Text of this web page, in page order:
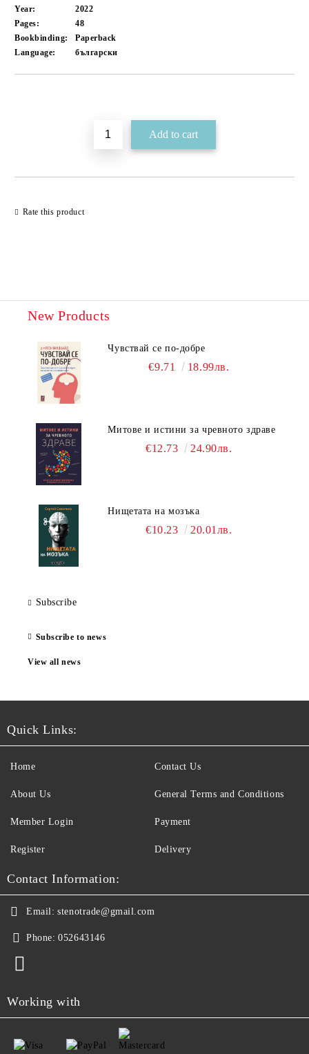
Year:
2022
Pages:
48
Bookbinding:
Paperback
Language:
български
Rate this product
New Products
Чувствай се по-добре
€9.71 18.99лв.
Митове и истини за чревното здраве
€12.73 24.90лв.
Нищетата на мозъка
€10.23 20.01лв.
Subscribe
Subscribe to news
View all news
Quick Links:
Home
About Us
Member Login
Register
Contact Us
General Terms and Conditions
Payment
Delivery
Contact Information:
Email: stenotrade@gmail.com
Phone: 052643146
Working with